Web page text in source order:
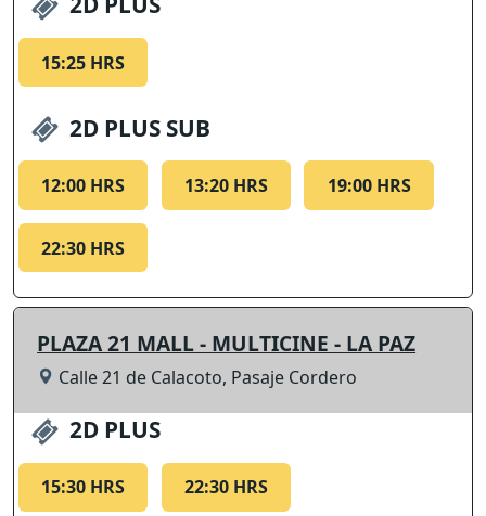
15:25 HRS
2D PLUS SUB
12:00 HRS 13:20 HRS 19:00 HRS
22:30 HRS
PLAZA 21 MALL - MULTICINE - LA PAZ
Calle 21 de Calacoto, Pasaje Cordero
2D PLUS
15:30 HRS 22:30 HRS